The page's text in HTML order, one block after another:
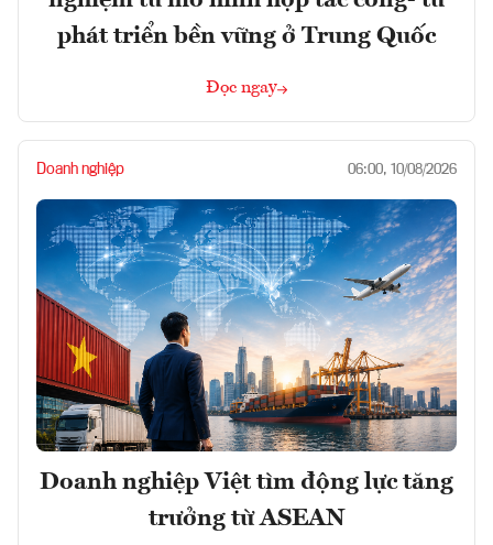
phát triển bền vững ở Trung Quốc
Đọc ngay
Doanh nghiệp 06:00, 10/08/2026
Doanh nghiệp Việt tìm động lực tăng
trưởng từ ASEAN